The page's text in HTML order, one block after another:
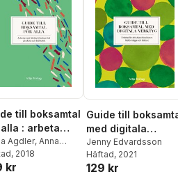
till boksamtal
: arbeta
lättläst i
på skola
bibliotek
Agdler, Anna
, 2018
kr
Guide till
med digitala
verktyg : arbeta
att utveckla
elevers
Jenny Edvardsson
Häftad, 2021
129 kr